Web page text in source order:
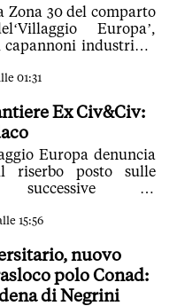
Zona 30 del comparto
Europa’,
industriali,
01:31
Ex Civ&Civ:
Europa denuncia
posto sulle
successive al
cantiere in corso per
15:56
nuovo
polo Conad:
di Negrini